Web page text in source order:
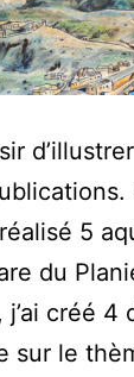
5
du
j’ai créé
sur le